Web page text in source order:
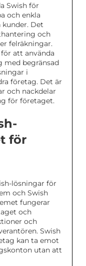
Swish för
och enkla
Det
och
felräkningar.
att använda
med begränsad
i
företag. Det är
och nackdelar
för företaget.
för
lösningar för
och Swish
fungerar
och
och
Swish
kan ta emot
utan att